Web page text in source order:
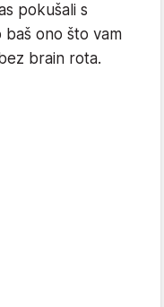
pokušali s
baš ono što vam
brain rota.